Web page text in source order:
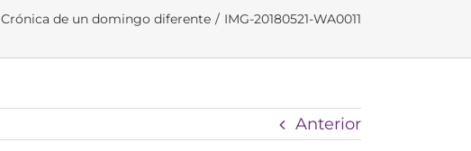
Crónica de un domingo diferente / IMG-20180521-WA0011
Anterior